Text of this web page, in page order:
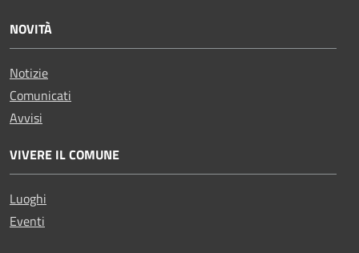
NOVITÀ
Notizie
Comunicati
Avvisi
VIVERE IL COMUNE
Luoghi
Eventi